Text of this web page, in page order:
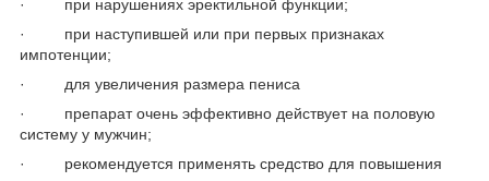
· при нарушениях эректильной функции;
· при наступившей или при первых признаках
импотенции;
· для увеличения размера пениса
· препарат очень эффективно действует на половую
систему у мужчин;
· рекомендуется применять средство для повышения